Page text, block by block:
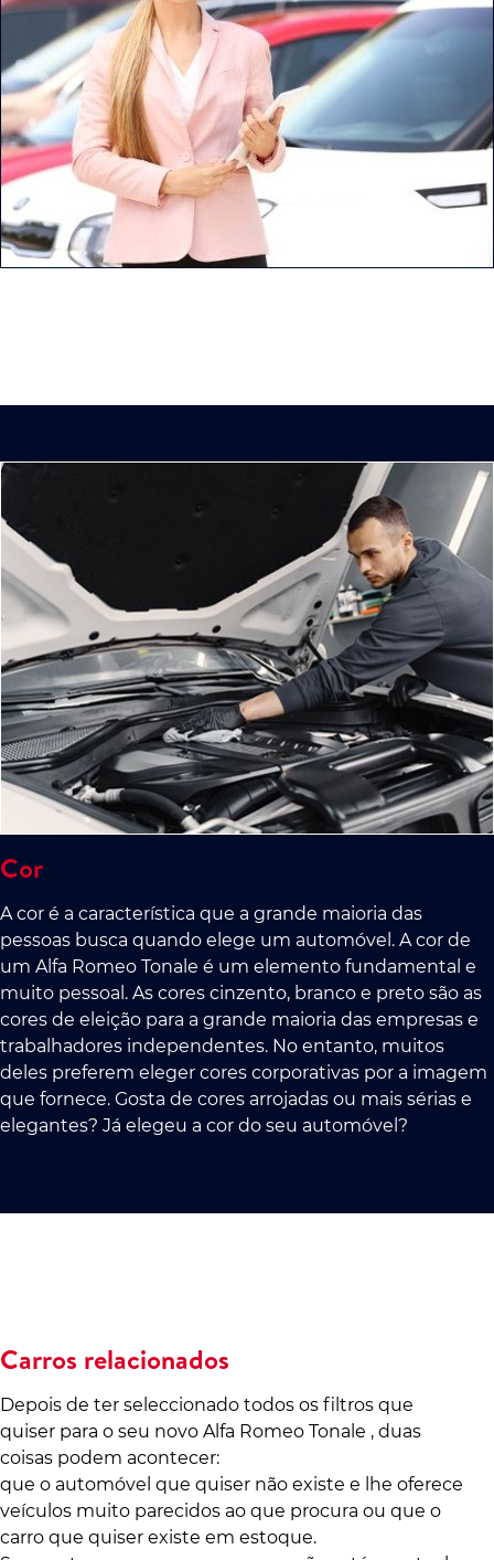
Cor
A cor é a característica que a grande maioria das
pessoas busca quando elege um automóvel. A cor de
um Alfa Romeo Tonale é um elemento fundamental e
muito pessoal. As cores cinzento, branco e preto são as
cores de eleição para a grande maioria das empresas e
trabalhadores independentes. No entanto, muitos
deles preferem eleger cores corporativas por a imagem
que fornece. Gosta de cores arrojadas ou mais sérias e
elegantes? Já elegeu a cor do seu automóvel?
Carros relacionados
Depois de ter seleccionado todos os filtros que
quiser para o seu novo Alfa Romeo Tonale , duas
coisas podem acontecer:
que o automóvel que quiser não existe e lhe oferece
veículos muito parecidos ao que procura ou que o
carro que quiser existe em estoque.